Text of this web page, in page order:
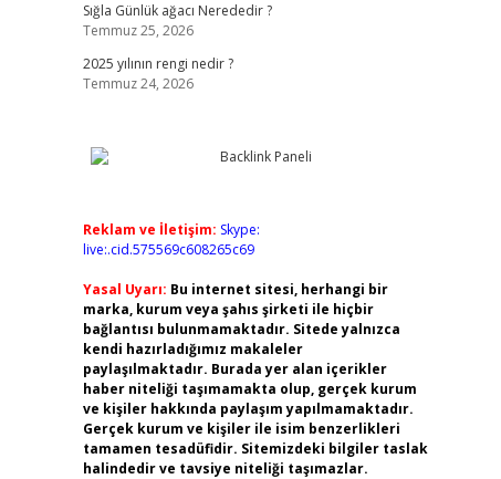
Sığla Günlük ağacı Nerededir ?
Temmuz 25, 2026
2025 yılının rengi nedir ?
Temmuz 24, 2026
Reklam ve İletişim: Skype:
live:.cid.575569c608265c69
Yasal Uyarı: Bu internet sitesi, herhangi bir
marka, kurum veya şahıs şirketi ile hiçbir
bağlantısı bulunmamaktadır. Sitede yalnızca
kendi hazırladığımız makaleler
paylaşılmaktadır. Burada yer alan içerikler
haber niteliği taşımamakta olup, gerçek kurum
ve kişiler hakkında paylaşım yapılmamaktadır.
Gerçek kurum ve kişiler ile isim benzerlikleri
tamamen tesadüfidir. Sitemizdeki bilgiler taslak
halindedir ve tavsiye niteliği taşımazlar.